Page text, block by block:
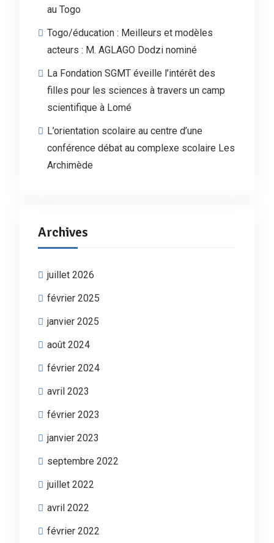
au Togo
Togo/éducation : Meilleurs et modèles
acteurs : M. AGLAGO Dodzi nominé
La Fondation SGMT éveille l’intérêt des
filles pour les sciences à travers un camp
scientifique à Lomé
L’orientation scolaire au centre d’une
conférence débat au complexe scolaire Les
Archimède
Archives
juillet 2026
février 2025
janvier 2025
août 2024
février 2024
avril 2023
février 2023
janvier 2023
septembre 2022
juillet 2022
avril 2022
février 2022